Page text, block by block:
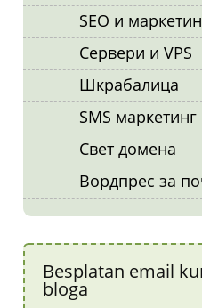
SEO и
Сервери и VPS
Шкрабалица
SMS маркетинг
Свет домена
Вордпрес за
Besplatan email
bloga